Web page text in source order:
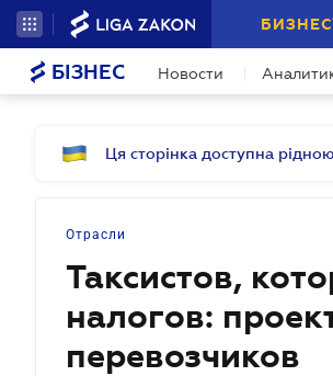
БІЗНЕС Новости
Ця сторінка доступна
Отрасли
Таксистов,
налогов:
перевозчиков